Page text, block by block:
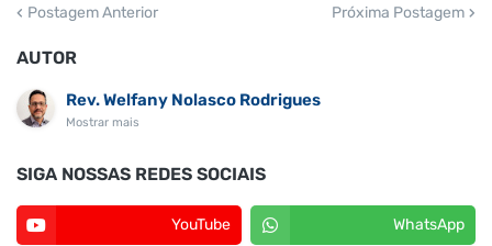
Postagem Anterior Próxima Postagem
AUTOR
Rev. Welfany Nolasco Rodrigues
Mostrar mais
SIGA NOSSAS REDES SOCIAIS
YouTube WhatsApp